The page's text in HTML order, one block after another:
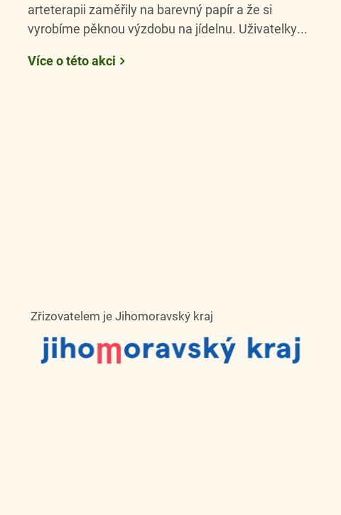
arteterapii zaměřily na barevný papír a že si
vyrobíme pěknou výzdobu na jídelnu. Uživatelky...
Více o této akci
Zřizovatelem je Jihomoravský kraj